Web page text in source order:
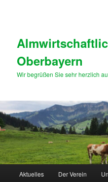
Oberbayern
Wir begrüßen Sie sehr herzlich
Aktuelles Der Verein